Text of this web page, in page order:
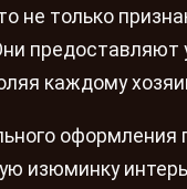
не только
каждому
оформления
изюминку